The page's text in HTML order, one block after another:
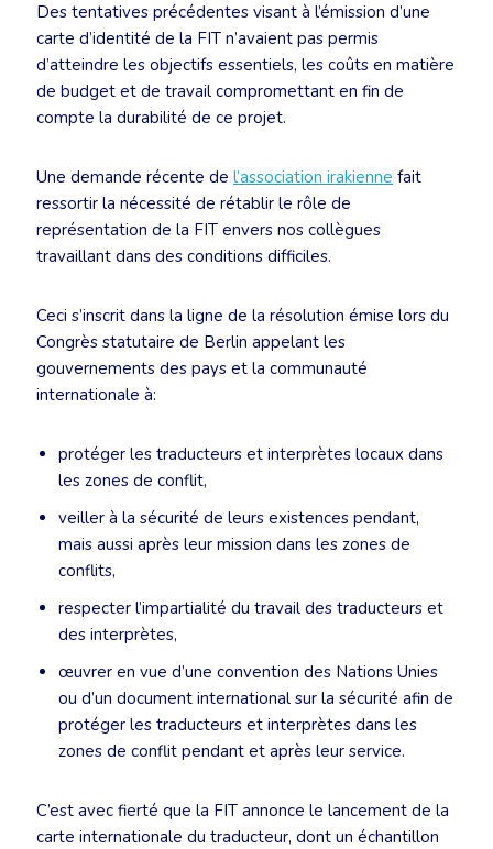
Des tentatives précédentes visant à l’émission d’une
carte d’identité de la FIT n’avaient pas permis
d’atteindre les objectifs essentiels, les coûts en matière
de budget et de travail compromettant en fin de
compte la durabilité de ce projet.
Une demande récente de l’association irakienne fait
ressortir la nécessité de rétablir le rôle de
représentation de la FIT envers nos collègues
travaillant dans des conditions difficiles.
Ceci s’inscrit dans la ligne de la résolution émise lors du
Congrès statutaire de Berlin appelant les
gouvernements des pays et la communauté
internationale à:
protéger les traducteurs et interprètes locaux dans
les zones de conflit,
veiller à la sécurité de leurs existences pendant,
mais aussi après leur mission dans les zones de
conflits,
respecter l’impartialité du travail des traducteurs et
des interprètes,
œuvrer en vue d’une convention des Nations Unies
ou d’un document international sur la sécurité afin de
protéger les traducteurs et interprètes dans les
zones de conflit pendant et après leur service.
C’est avec fierté que la FIT annonce le lancement de la
carte internationale du traducteur, dont un échantillon